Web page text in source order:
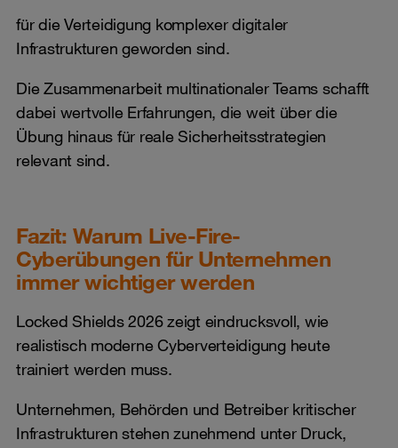
für die Verteidigung komplexer digitaler
Infrastrukturen geworden sind.
Die Zusammenarbeit multinationaler Teams schafft
dabei wertvolle Erfahrungen, die weit über die
Übung hinaus für reale Sicherheitsstrategien
relevant sind.
Fazit: Warum Live-Fire-
Cyberübungen für Unternehmen
immer wichtiger werden
Locked Shields 2026 zeigt eindrucksvoll, wie
realistisch moderne Cyberverteidigung heute
trainiert werden muss.
Unternehmen, Behörden und Betreiber kritischer
Infrastrukturen stehen zunehmend unter Druck,